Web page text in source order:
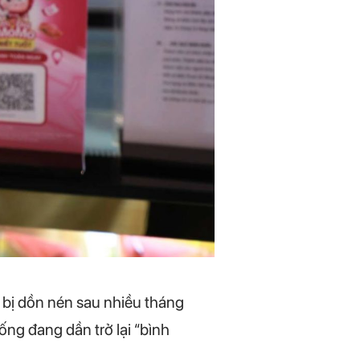
dồn nén sau nhiều tháng
đang dần trở lại “bình